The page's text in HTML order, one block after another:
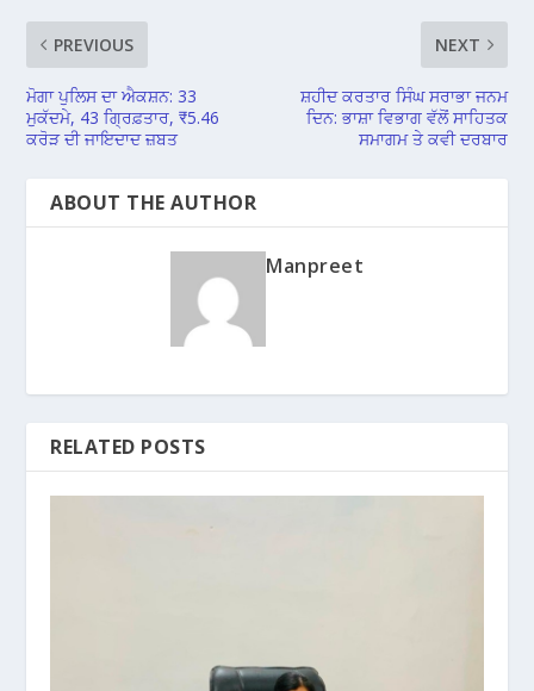
PREVIOUS
ਮੋਗਾ ਪੁਲਿਸ ਦਾ ਐਕਸ਼ਨ: 33
ਮੁਕੱਦਮੇ, 43 ਗ੍ਰਿਫ਼ਤਾਰ, ₹5.46
ਕਰੋੜ ਦੀ ਜਾਇਦਾਦ ਜ਼ਬਤ
NEXT
ਸ਼ਹੀਦ ਕਰਤਾਰ ਸਿੰਘ ਸਰਾਭਾ ਜਨਮ
ਦਿਨ: ਭਾਸ਼ਾ ਵਿਭਾਗ ਵੱਲੋਂ ਸਾਹਿਤਕ
ਸਮਾਗਮ ਤੇ ਕਵੀ ਦਰਬਾਰ
ABOUT THE AUTHOR
Manpreet
RELATED POSTS